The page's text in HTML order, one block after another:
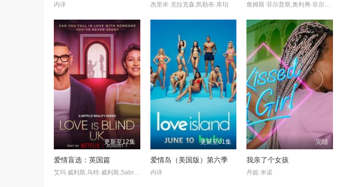
内详 杰里米·克拉克森,凯勒布·库珀 詹姆斯·菲尔普斯,奥利弗·菲尔普斯,麦茜·威廉姆斯
更新至12集
爱情盲选：英国篇
艾玛 威利斯,马特·威利斯,Sabrina Egerton,Conor Griffin
更新至01集
爱情岛（美国版）第六季
内详
完结
我亲了个女孩
丹妮·米诺